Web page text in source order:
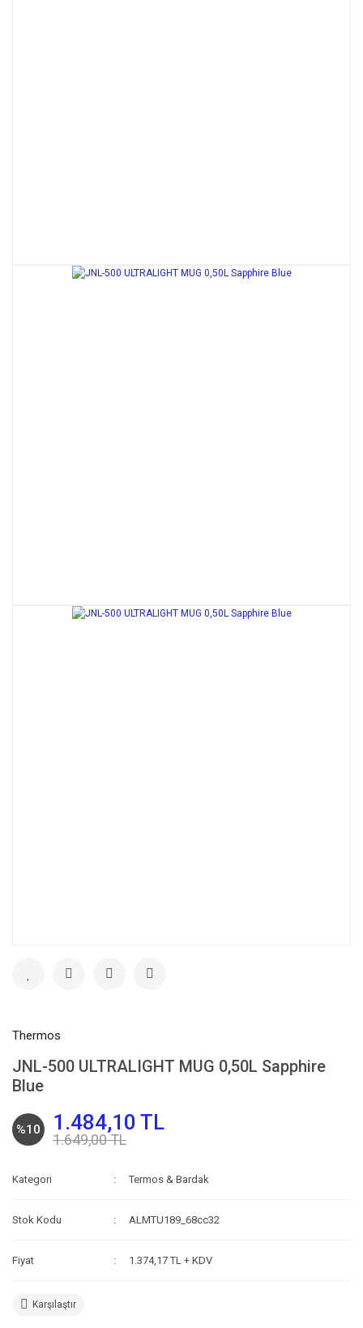
Thermos
JNL-500 ULTRALIGHT MUG 0,50L Sapphire
Blue
%10 1.484,10 TL
1.649,00 TL
Kategori Termos & Bardak
Stok Kodu ALMTU189_68cc32
Fiyat 1.374,17 TL + KDV
Karşılaştır